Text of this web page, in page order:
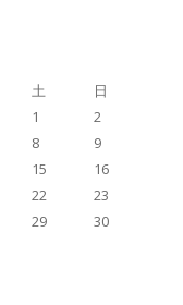
土 日
1
2
8
9
15
16
22
23
29
30